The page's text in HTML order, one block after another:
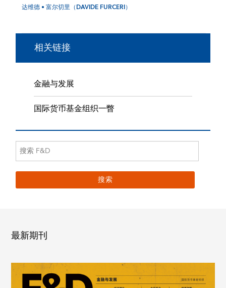
达维德 • 富尔切里（DAVIDE FURCERI）
相关链接
金融与发展
国际货币基金组织一瞥
最新期刊